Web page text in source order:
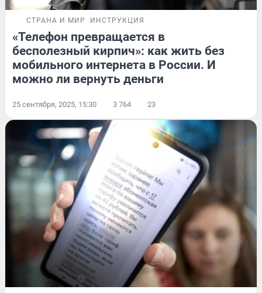
СТРАНА И МИР ИНСТРУКЦИЯ
«Телефон превращается в
бесполезный кирпич»: как жить без
мобильного интернета в России. И
можно ли вернуть деньги
25 сентября, 2025, 15:30 3 764 23